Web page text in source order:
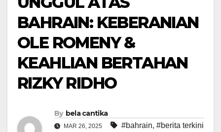
BAHRAIN: KEBERANIAN
OLE ROMENY &
KEAHLIAN BERTAHAN
RIZKY RIDHO
By bela cantika
MAR 26, 2025 #bahrain, #berita terkini